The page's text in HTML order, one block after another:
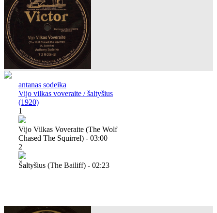
antanas sodeika
Vijo vilkas voveraite / šaltyšius
(1920)
1
Vijo Vilkas Voveraite (the Wolf
Chased The Squirrel) - 03:00
2
Šaltyšius (the Bailiff) - 02:23